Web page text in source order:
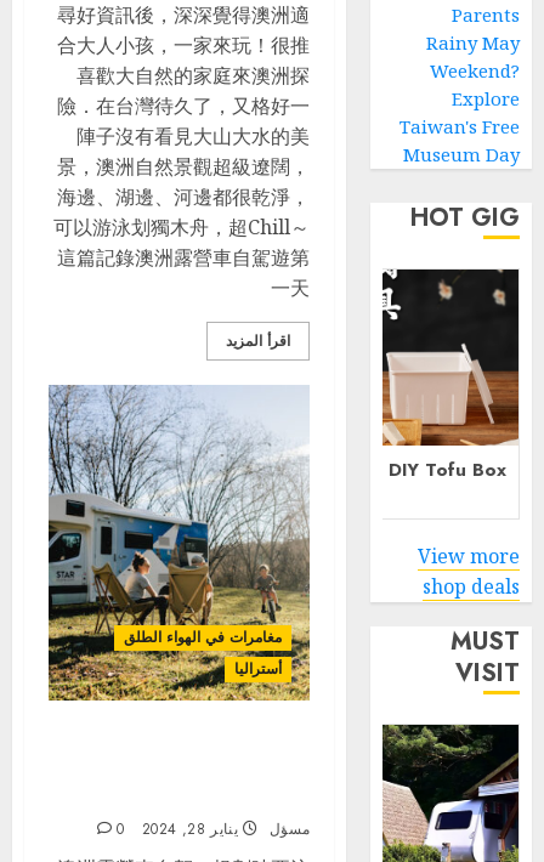
尋好資訊後，深深覺得澳洲適
合大人小孩，一家來玩！很推
喜歡大自然的家庭來澳洲探
險．在台灣待久了，又格好一
陣子沒有看見大山大水的美
景，澳洲自然景觀超級遼闊，
海邊、湖邊、河邊都很乾淨，
可以游泳划獨木舟，超Chill～
這篇記錄澳洲露營車自駕遊第
一天
اقرأ المزيد
مغامرات في الهواء الطلق
أستراليا
مسؤل يناير 28, 2024 0
Parents
Rainy May
Weekend?
Explore
Taiwan's Free
Museum Day
HOT GIG
Healthy DIY Tofu Box
iRent Car Rental Discount
Code
View more
shop deals
MUST
VISIT